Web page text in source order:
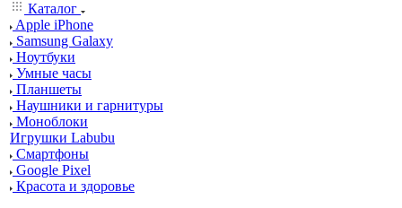
Каталог
Apple iPhone
Samsung Galaxy
Ноутбуки
Умные часы
Планшеты
Наушники и гарнитуры
Моноблоки
Игрушки Labubu
Смартфоны
Google Pixel
Красота и здоровье